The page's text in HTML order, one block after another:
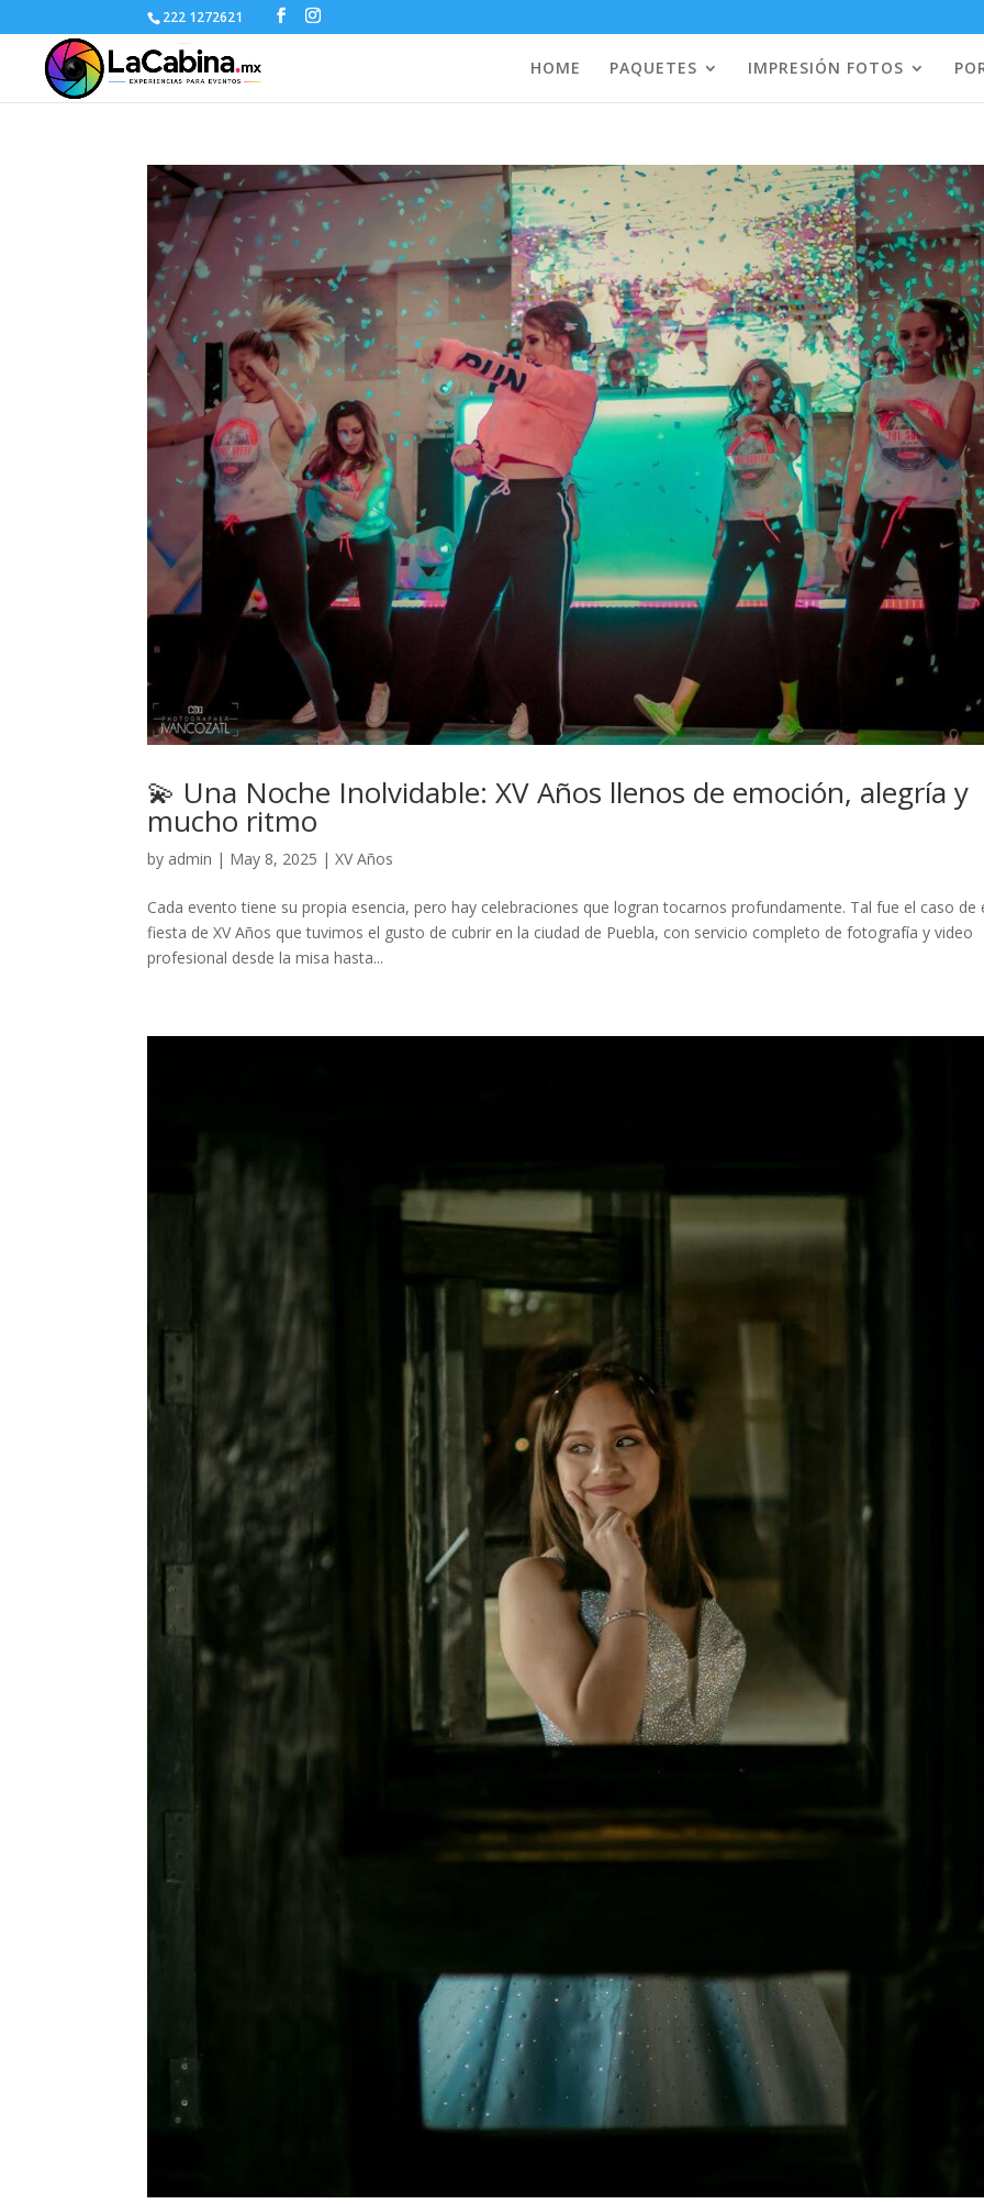
222 1272621
HOME PAQUETES IMPRESIÓN FOTOS
💫 Una Noche Inolvidable: XV Años llenos de emoción, alegría y
mucho ritmo
by admin | May 8, 2025 |XV Años
Cada evento tiene su propia esencia, pero hay celebraciones que logran tocarnos profundamente. Tal fue el caso de
fiesta de XV Años que tuvimos el gusto de cubrir en la ciudad de Puebla, con servicio completo de fotografía y video
profesional desde la misa hasta...